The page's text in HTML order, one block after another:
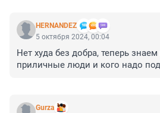
HERNANDEZ
5 октября 2024, 00:04
Нет худа без добра, теперь
приличные люди и кого надо
Gurza